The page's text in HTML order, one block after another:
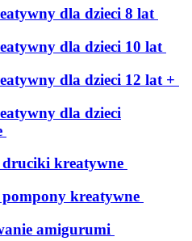
dla dzieci 8 lat
dla dzieci 10 lat
dla dzieci 12 lat +
dla dzieci
kreatywne
kreatywne
amigurumi